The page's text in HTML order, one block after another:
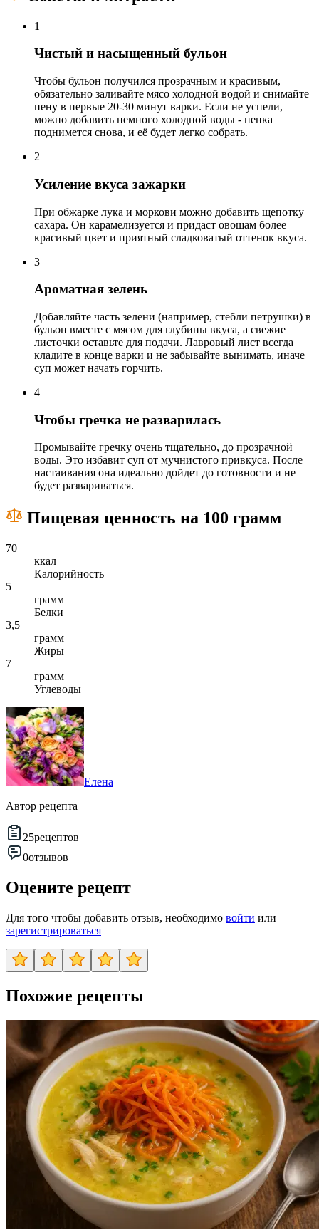
1
Чистый и насыщенный бульон
Чтобы бульон получился прозрачным и красивым,
обязательно заливайте мясо холодной водой и снимайте
пену в первые 20-30 минут варки. Если не успели,
можно добавить немного холодной воды - пенка
поднимется снова, и её будет легко собрать.
2
Усиление вкуса зажарки
При обжарке лука и моркови можно добавить щепотку
сахара. Он карамелизуется и придаст овощам более
красивый цвет и приятный сладковатый оттенок вкуса.
3
Ароматная зелень
Добавляйте часть зелени (например, стебли петрушки) в
бульон вместе с мясом для глубины вкуса, а свежие
листочки оставьте для подачи. Лавровый лист всегда
кладите в конце варки и не забывайте вынимать, иначе
суп может начать горчить.
4
Чтобы гречка не разварилась
Промывайте гречку очень тщательно, до прозрачной
воды. Это избавит суп от мучнистого привкуса. После
настаивания она идеально дойдет до готовности и не
будет развариваться.
Пищевая ценность на 100 грамм
70
ккал
Калорийность
5
грамм
Белки
3,5
грамм
Жиры
7
грамм
Углеводы
Елена
Автор рецепта
25рецептов
0отзывов
Оцените рецепт
Для того чтобы добавить отзыв, необходимо войти или
зарегистрироваться
Похожие рецепты